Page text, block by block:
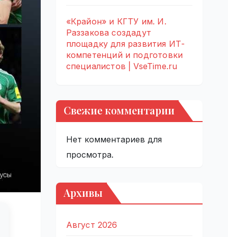
«Крайон» и КГТУ им. И.
Раззакова создадут
площадку для развития ИТ-
компетенций и подготовки
специалистов | VseTime.ru
Свежие комментарии
Нет комментариев для
просмотра.
Архивы
Август 2026